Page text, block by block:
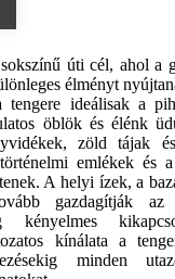
úti cél, ahol a
élményt
tengere ideálisak a
öblök és élénk
zöld tájak
emlékek és
A helyi ízek, a
gazdagítják
kényelmes
kínálata a
minden